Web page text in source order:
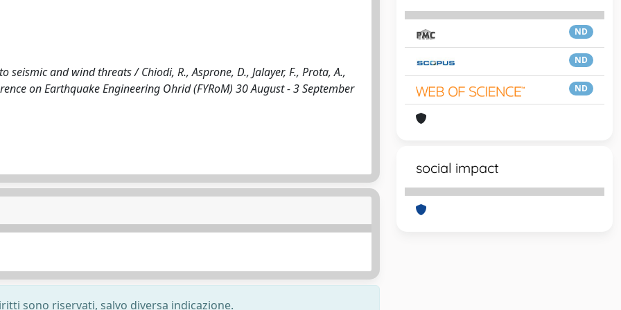
and wind threats / Chiodi, R., Asprone, D., Jalayer, F., Prota, A.,
on Earthquake Engineering Ohrid (FYRoM) 30 August - 3 September
sono riservati, salvo diversa indicazione.
ND
ND
ND
social impact